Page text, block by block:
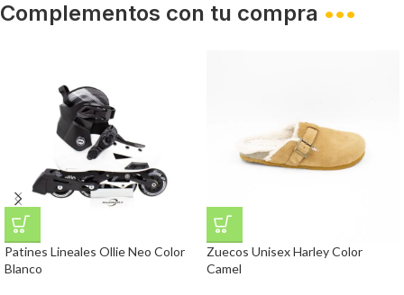
Complementos con tu compra •••
Patines Lineales Ollie Neo Color
Blanco
Zuecos Unisex Harley Color
Camel